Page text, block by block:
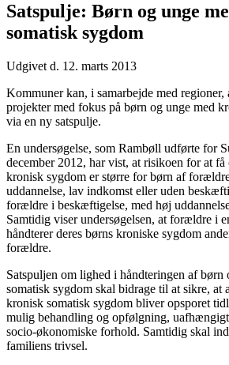
Satspulje: Børn og unge
somatisk sygdom
Udgivet d. 12. marts 2013
Kommuner kan, i samarbejde med regioner,
projekter med fokus på børn og unge med
via en ny satspulje.
En undersøgelse, som Rambøll udførte for
december 2012, har vist, at risikoen for at
kronisk sygdom er større for børn af
uddannelse, lav indkomst eller uden
forældre i beskæftigelse, med høj
Samtidig viser undersøgelsen, at forældre i
håndterer deres børns kroniske sygdom
forældre.
Satspuljen om lighed i håndteringen af børn
somatisk sygdom skal bidrage til at sikre, at
kronisk somatisk sygdom bliver opsporet
mulig behandling og opfølgning,
socio-økonomiske forhold. Samtidig skal
familiens trivsel.